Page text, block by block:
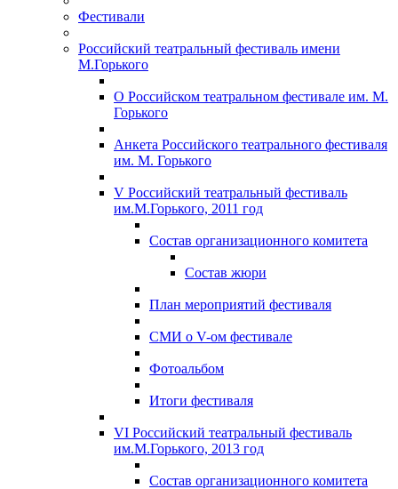
Фестивали
Российский театральный фестиваль имени
М.Горького
О Российском театральном фестивале им. М.
Горького
Анкета Российского театрального фестиваля
им. М. Горького
V Российский театральный фестиваль
им.М.Горького, 2011 год
Состав организационного комитета
Состав жюри
План мероприятий фестиваля
СМИ о V-ом фестивале
Фотоальбом
Итоги фестиваля
VI Российский театральный фестиваль
им.М.Горького, 2013 год
Состав организационного комитета